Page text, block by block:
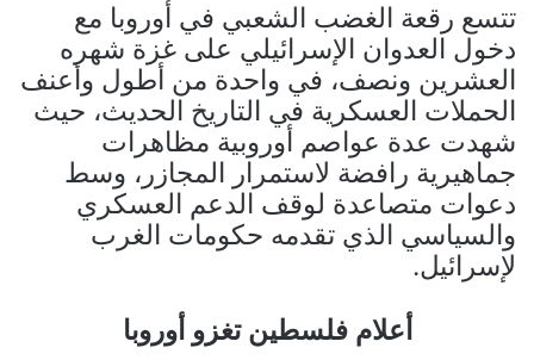
تتسع رقعة الغضب الشعبي في أوروبا مع
دخول العدوان الإسرائيلي على غزة شهره
العشرين ونصف، في واحدة من أطول وأعنف
الحملات العسكرية في التاريخ الحديث، حيث
شهدت عدة عواصم أوروبية مظاهرات
جماهيرية رافضة لاستمرار المجازر، وسط
دعوات متصاعدة لوقف الدعم العسكري
والسياسي الذي تقدمه حكومات الغرب
لإسرائيل.
أعلام فلسطين تغزو أوروبا